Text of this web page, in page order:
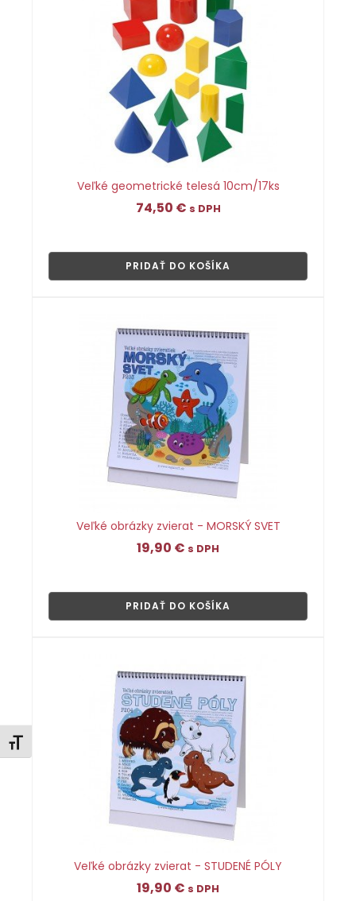
Zmeniť veľkosť písma
Veľké geometrické telesá 10cm/17ks
74,50 € s DPH
PRIDAŤ DO KOŠÍKA
Veľké obrázky zvierat - MORSKÝ SVET
19,90 € s DPH
PRIDAŤ DO KOŠÍKA
Veľké obrázky zvierat - STUDENÉ PÓLY
19,90 € s DPH